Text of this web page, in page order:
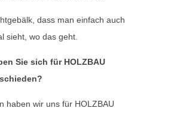
dass man einfach auch
sieht, wo das geht.
Sie sich für HOLZBAU
haben wir uns für HOLZBAU